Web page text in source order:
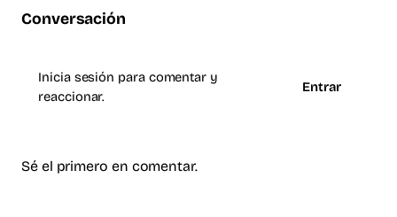
Conversación
Inicia sesión para comentar y
reaccionar.
Entrar
Sé el primero en comentar.